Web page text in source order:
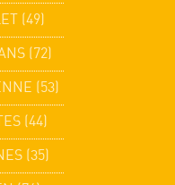
(49)
(72)
(53)
(44)
(35)